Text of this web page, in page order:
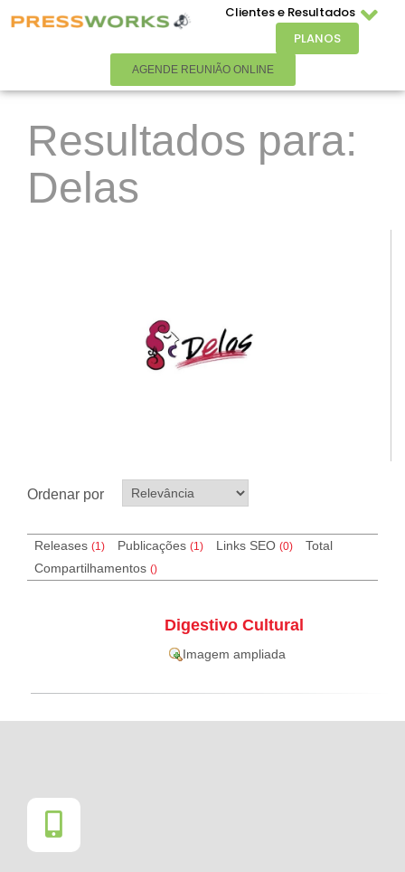
Clientes e Resultados
PLANOS
AGENDE REUNIÃO ONLINE
Resultados para:
Delas
Ordenar por
Releases (1) Publicações (1) Links SEO (0)
Total
Compartilhamentos ()
Digestivo Cultural
Imagem ampliada